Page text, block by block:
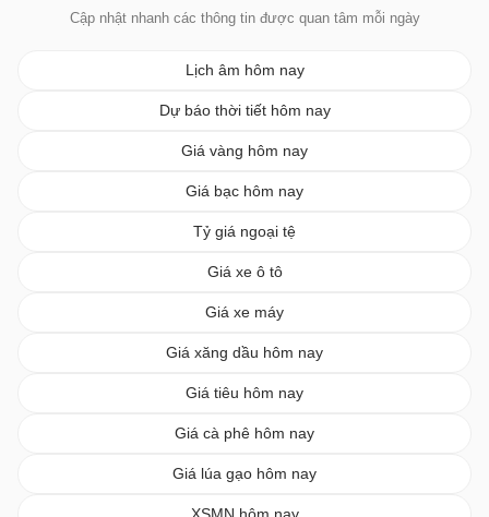
Cập nhật nhanh các thông tin được quan tâm mỗi ngày
Lịch âm hôm nay
Dự báo thời tiết hôm nay
Giá vàng hôm nay
Giá bạc hôm nay
Tỷ giá ngoại tệ
Giá xe ô tô
Giá xe máy
Giá xăng dầu hôm nay
Giá tiêu hôm nay
Giá cà phê hôm nay
Giá lúa gạo hôm nay
XSMN hôm nay